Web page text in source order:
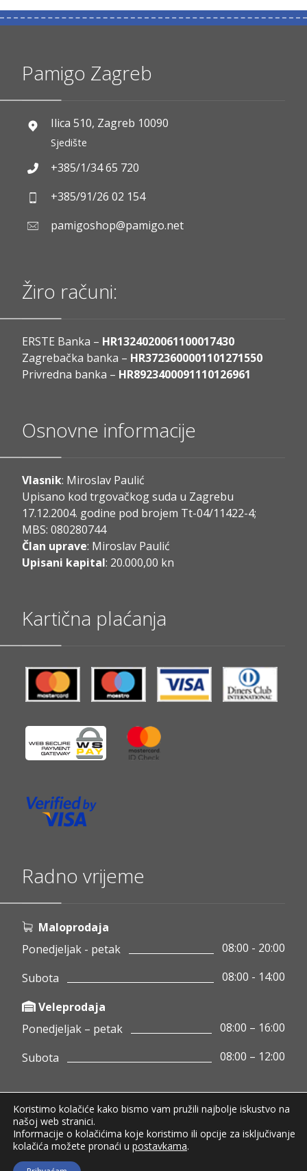
Pamigo Zagreb
Ilica 510, Zagreb 10090
Sjedište
+385/1/34 65 720
+385/91/26 02 154
pamigoshop@pamigo.net
Žiro računi:
ERSTE Banka – HR1324020061100017430
Zagrebačka banka – HR3723600001101271550
Privredna banka – HR8923400091110126961
Osnovne informacije
Vlasnik: Miroslav Paulić
Upisano kod trgovačkog suda u Zagrebu
17.12.2004. godine pod brojem Tt-04/11422-4;
MBS: 080280744
Član uprave: Miroslav Paulić
Upisani kapital: 20.000,00 kn
Kartična plaćanja
Radno vrijeme
Maloprodaja
Ponedjeljak - petak
08:00 - 20:00
Subota
08:00 - 14:00
Veleprodaja
Ponedjeljak – petak
08:00 – 16:00
Subota
08:00 – 12:00
Copyright © 2020 Pamigo d.o.o.
Pravila privatnosti
Uvjeti poslovanja
Koristimo kolačiće kako bismo vam pružili najbolje iskustvo na
našoj web stranici.
Informacije o kolačićima koje koristimo ili opcije za isključivanje
kolačića možete pronaći u postavkama.